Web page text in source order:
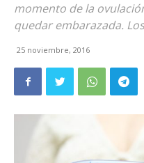
momento de la
quedar embarazada.
25 noviembre, 2016